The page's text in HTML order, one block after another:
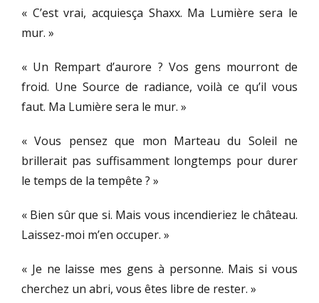
« C’est vrai, acquiesça Shaxx. Ma Lumière sera le
mur. »
« Un Rempart d’aurore ? Vos gens mourront de
froid. Une Source de radiance, voilà ce qu’il vous
faut. Ma Lumière sera le mur. »
« Vous pensez que mon Marteau du Soleil ne
brillerait pas suffisamment longtemps pour durer
le temps de la tempête ? »
« Bien sûr que si. Mais vous incendieriez le château.
Laissez-moi m’en occuper. »
« Je ne laisse mes gens à personne. Mais si vous
cherchez un abri, vous êtes libre de rester. »